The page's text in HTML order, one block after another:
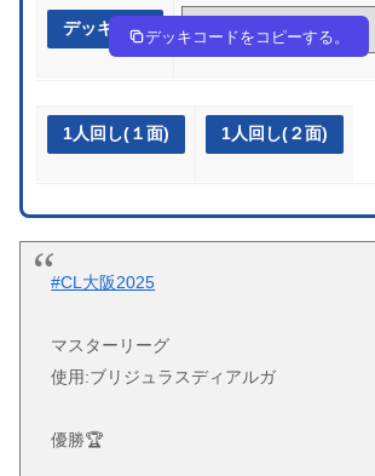
デッキ作成 d5fVFk-awerUV-kFVVkk
デッキコードをコピーする。
1人回し(１面) 1人回し(２面)
#CL大阪2025
マスターリーグ
使用:ブリジュラスディアルガ
優勝🏆